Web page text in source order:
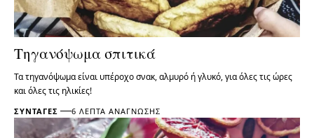
Τηγανόψωμα σπιτικά
Τα τηγανόψωμα είναι υπέροχο σνακ, αλμυρό ή γλυκό, για όλες τις ώρες
και όλες τις ηλικίες!
ΣΥΝΤΑΓΈΣ 6 ΛΕΠΤΆ ΑΝΆΓΝΩΣΗΣ